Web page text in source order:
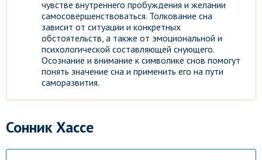
чувстве внутреннего пробуждения и желании
самосовершенствоваться. Толкование сна
зависит от ситуации и конкретных
обстоятельств, а также от эмоциональной и
психологической составляющей снующего.
Осознание и внимание к символике снов помогут
понять значение сна и применить его на пути
саморазвития.
Сонник Хассе